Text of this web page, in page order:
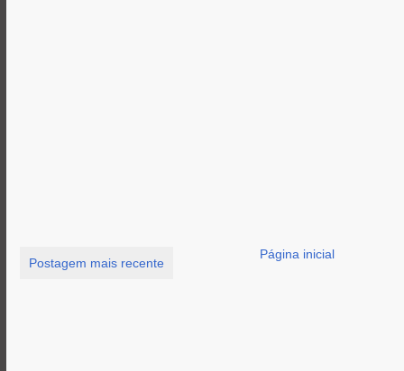
Postagem mais recente
Página inicial